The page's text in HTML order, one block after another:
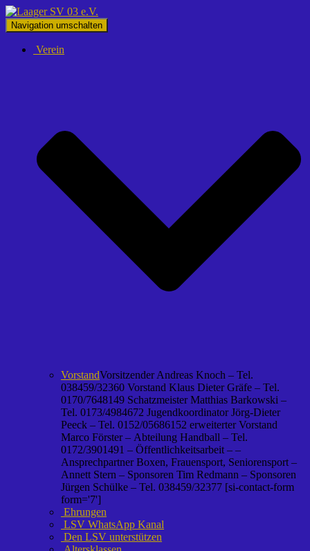
Navigation umschalten
Verein
VorstandVorsitzender Andreas Knoch – Tel.
038459/32360 Vorstand Klaus Dieter Gräfe – Tel.
0170/7648149 Schatzmeister Matthias Barkowski –
Tel. 0173/4984672 Jugendkoordinator Jörg-Dieter
Peeck – Tel. 0152/05686152 erweiterter Vorstand
Marco Förster – Abteilung Handball – Tel.
0172/3901491 – Öffentlichkeitsarbeit – –
Ansprechpartner Boxen, Frauensport, Seniorensport –
Annett Stern – Sponsoren Tim Redmann – Sponsoren
Jürgen Schülke – Tel. 038459/32377 [si-contact-form
form='7']
Ehrungen
LSV WhatsApp Kanal
Den LSV unterstützen